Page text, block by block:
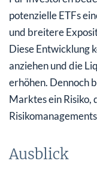
potenzielle ETFs
und breitere
Diese Entwicklung
anziehen und die
erhöhen. Dennoch
Marktes ein Risiko,
Ausblick